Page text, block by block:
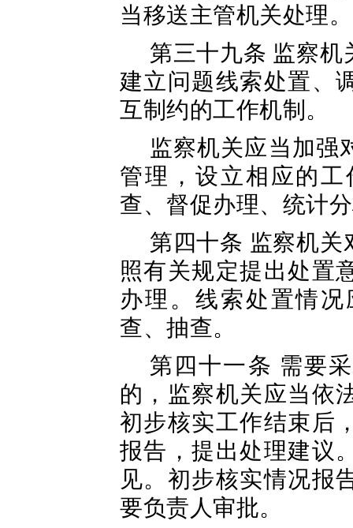
当移送主管机关处理。
第三十九条 监察
建立问题线索处置、
互制约的工作机制。
监察机关应当加强
管理，设立相应的
查、督促办理、统计
第四十条 监察机
照有关规定提出处置
办理。线索处置情
查、抽查。
第四十一条 需要
的，监察机关应当依
初步核实工作结束后
报告，提出处理建议
见。初步核实情况报
要负责人审批。